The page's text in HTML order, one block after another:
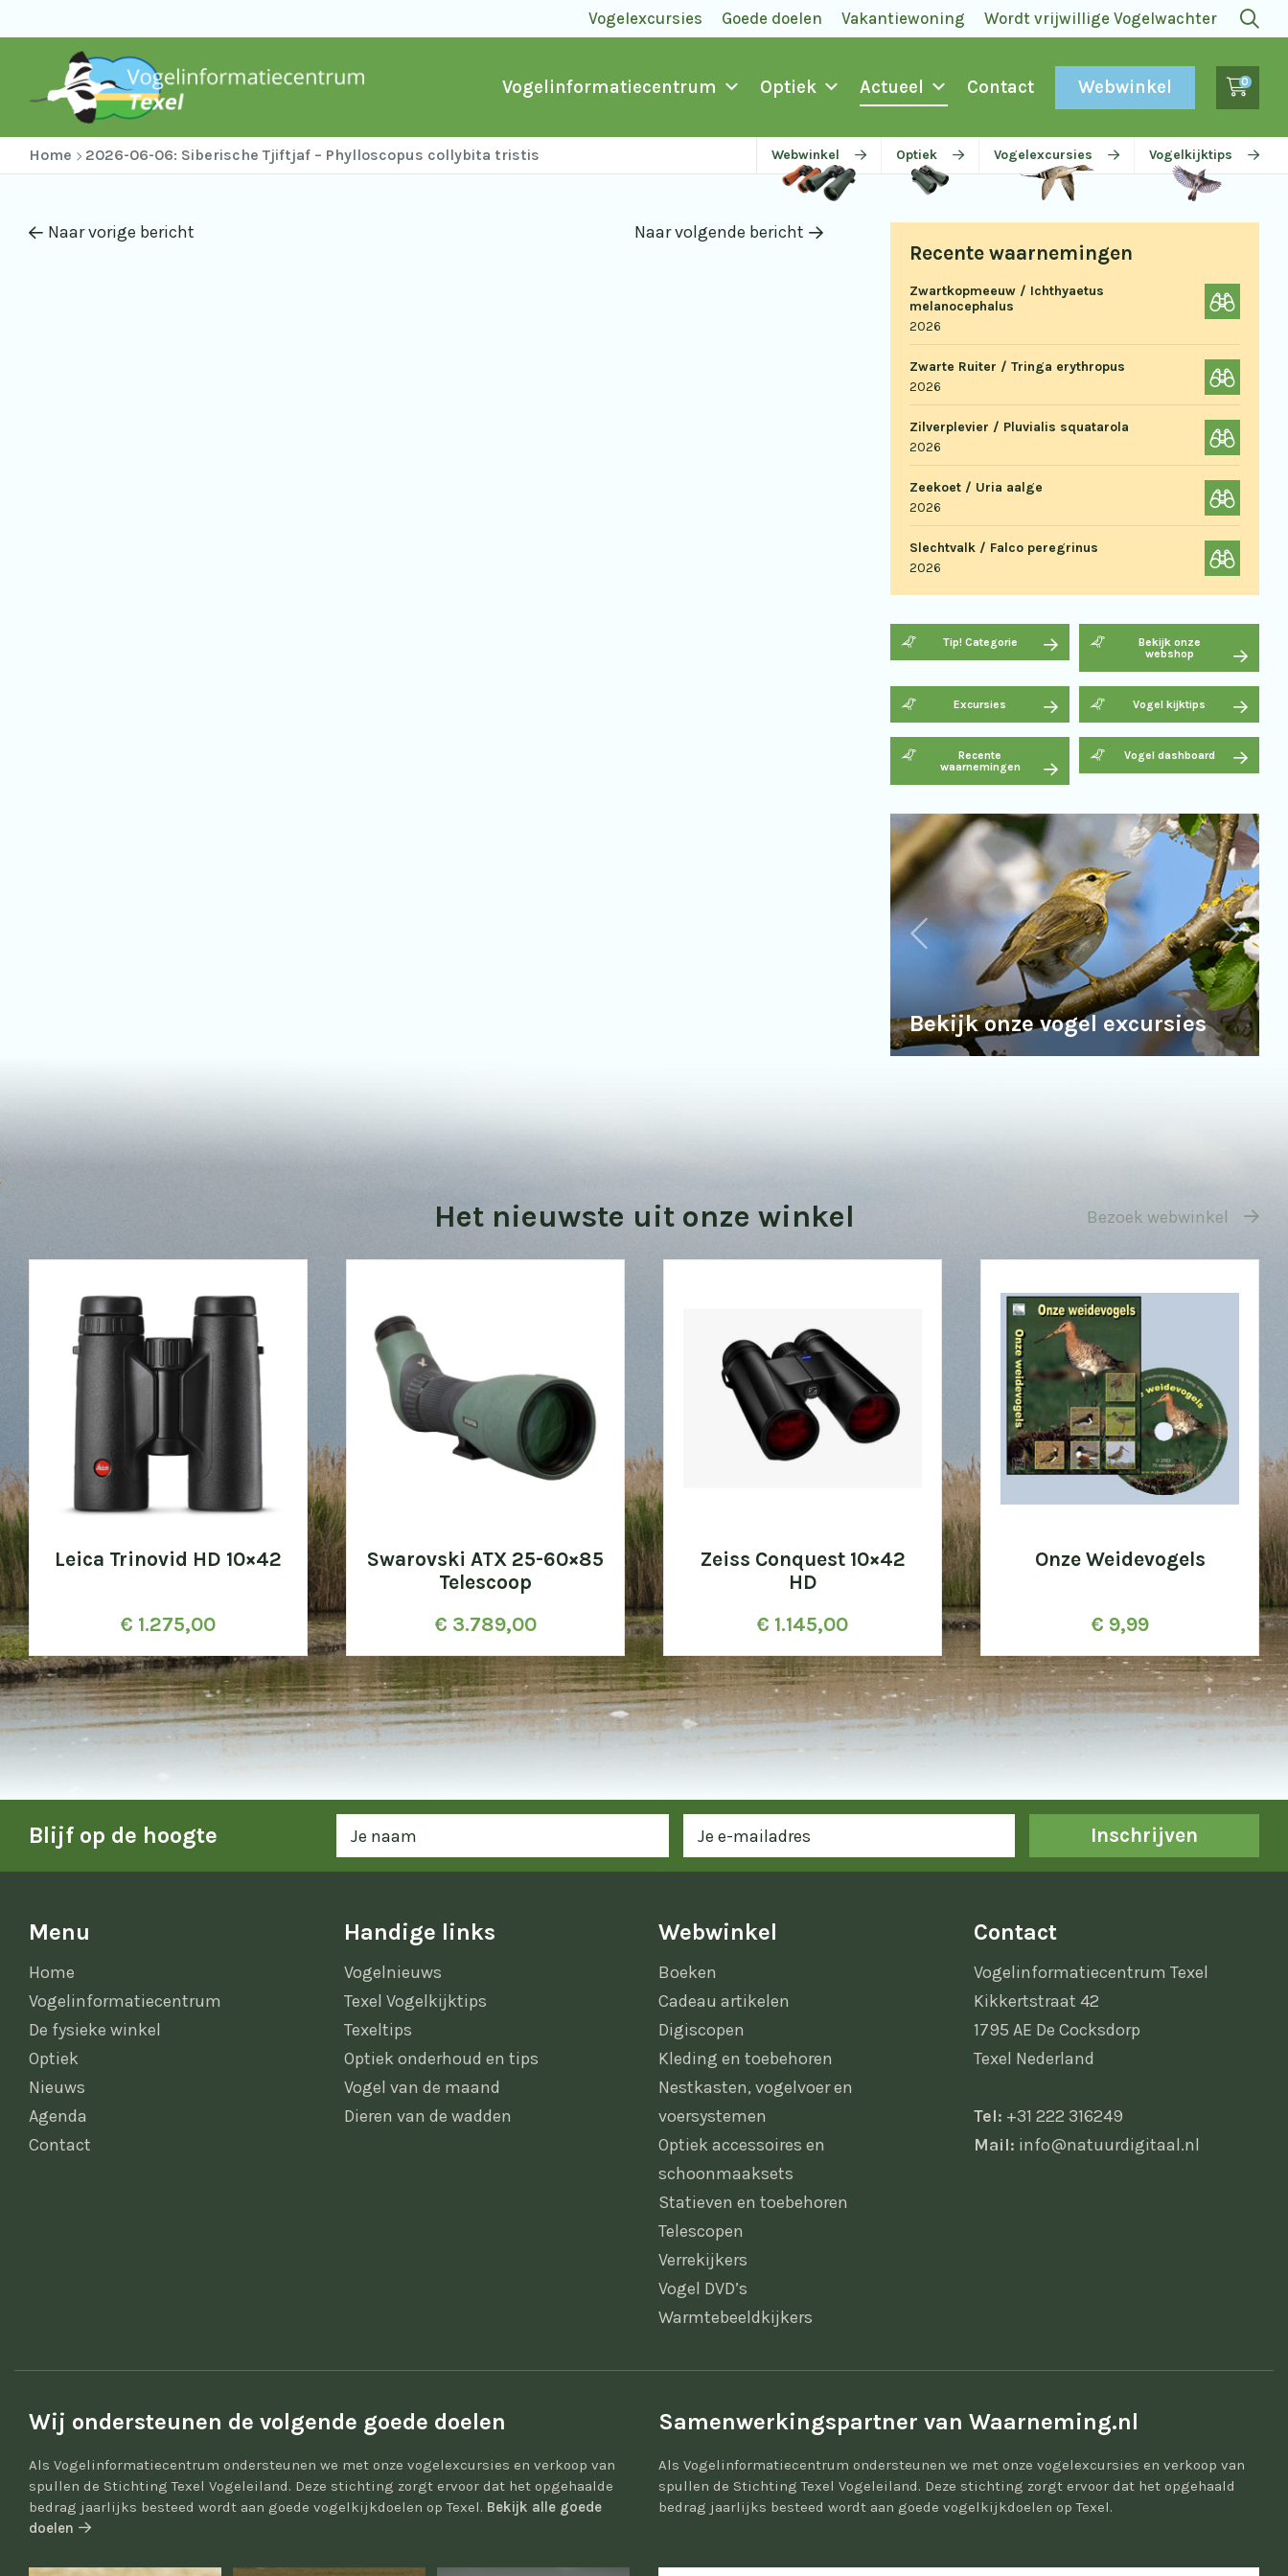
Vogelexcursies Goede doelen Vakantiewoning Wordt vrijwillige Vogelwachter
Vogelinformatiecentrum Optiek Actueel Contact Webwinkel 0
Home 2026-06-06: Siberische Tjiftjaf – Phylloscopus collybita tristis Webwinkel Optiek Vogelexcursies Vogelkijktips
Recente waarnemingen
Zwartkopmeeuw / Ichthyaetus
melanocephalus
2026
Zwarte Ruiter / Tringa erythropus
2026
Zilverplevier / Pluvialis squatarola
2026
Zeekoet / Uria aalge
2026
Slechtvalk / Falco peregrinus
2026
Tip! Categorie
Bekijk onze
webshop
Excursies Vogel kijktips
Recente
waarnemingen
Vogel dashboard
Bekijk onze vogel excursies
Naar vorige bericht Naar volgende bericht
Het nieuwste uit onze winkel Bezoek webwinkel
Leica Trinovid HD 10×42
€ 1.275,00
Swarovski ATX 25-60×85
Telescoop
€ 3.789,00
Zeiss Conquest 10×42
HD
€ 1.145,00
Onze Weidevogels
€ 9,99
Blijf op de hoogte Inschrijven
Menu
Home
Vogelinformatiecentrum
De fysieke winkel
Optiek
Nieuws
Agenda
Contact
Handige links
Vogelnieuws
Texel Vogelkijktips
Texeltips
Optiek onderhoud en tips
Vogel van de maand
Dieren van de wadden
Webwinkel
Boeken
Cadeau artikelen
Digiscopen
Kleding en toebehoren
Nestkasten, vogelvoer en
voersystemen
Optiek accessoires en
schoonmaaksets
Statieven en toebehoren
Telescopen
Verrekijkers
Vogel DVD’s
Warmtebeeldkijkers
Contact
Vogelinformatiecentrum Texel
Kikkertstraat 42
1795 AE De Cocksdorp
Texel Nederland
Tel: +31 222 316249
Mail: info@natuurdigitaal.nl
Wij ondersteunen de volgende goede doelen
Als Vogelinformatiecentrum ondersteunen we met onze vogelexcursies en verkoop van
spullen de Stichting Texel Vogeleiland. Deze stichting zorgt ervoor dat het opgehaalde
bedrag jaarlijks besteed wordt aan goede vogelkijkdoelen op Texel. Bekijk alle goede
doelen
Samenwerkingspartner van Waarneming.nl
Als Vogelinformatiecentrum ondersteunen we met onze vogelexcursies en verkoop van
spullen de Stichting Texel Vogeleiland. Deze stichting zorgt ervoor dat het opgehaald
bedrag jaarlijks besteed wordt aan goede vogelkijkdoelen op Texel.